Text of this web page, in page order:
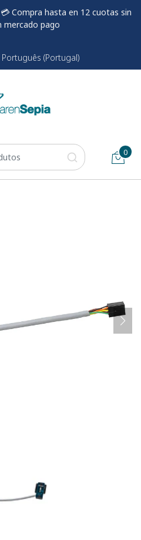
Compra hasta en 12 cuotas sin
mercado pago
Português (Portugal)
0